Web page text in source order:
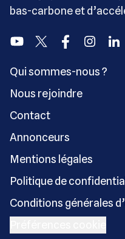
bas-carbone et
YoutubeTwitter FacebookInstagram
Qui sommes-nous ?
Nous rejoindre
Contact
Annonceurs
Mentions légales
Politique de
Conditions générales